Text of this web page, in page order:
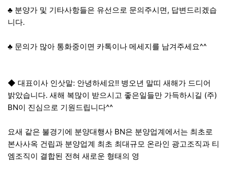
♣ 분양가 및 기타사항들은 유선으로 문의주시면, 답변드리겠습
니다.
♣ 문의가 많아 통화중이면 카톡이나 메세지를 남겨주세요^^
◆ 대표이사 인삿말: 안녕하세요!! 병오년 말띠 새해가 드디어
밝았습니다. 새해 복많이 받으시고 좋은일들만 가득하시길 (주)
BN이 진심으로 기원드립니다^^
요새 같은 불경기에 분양대행사 BN은 분양업계에서는 최초로
본사사옥 건립과 분양업계 최초 최대규모 온라인 광고조직과 티
엠조직이 결합된 전혀 새로운 형태의 영